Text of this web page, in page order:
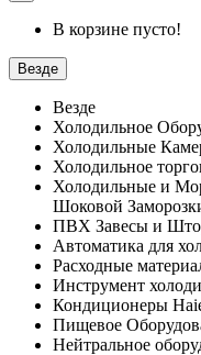
В корзине пусто!
Везде
Везде
Холодильное
Холодильные
Холодильное
Холодильные и
Шоковой
ПВХ Завесы и
Автоматика для
Расходные
Инструмент
Кондиционеры
Пищевое
Нейтральное